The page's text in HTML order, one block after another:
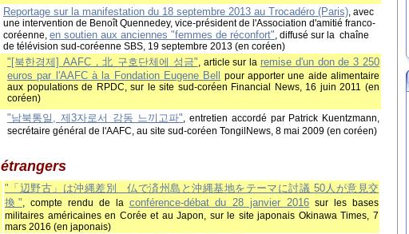
Reportage sur la manifestation du 18 septembre 2013 au Trocadéro (Paris), avec
une intervention de Benoît Quennedey, vice-président de l'Association d'amitié franco-
coréenne, en soutien aux anciennes "femmes de réconfort", diffusé sur la chaîne
de télévision sud-coréenne SBS, 19 septembre 2013 (en coréen)
"[북한경제] AAFC，北 구호단체에 성금", article sur la remise d'un don de 3 250
euros par l'AAFC à la Fondation Eugene Bell
pour apporter une aide alimentaire
aux populations de RPDC, sur le site sud-coréen Financial News, 16 juin 2011 (en
coréen)
"남북통일 , 제3자로서 감동 느끼고파", entretien accordé par Patrick Kuentzmann,
secrétaire général de l'AAFC, au site sud-coréen TongilNews, 8 mai 2009 (en coréen)
"「辺野古」は沖縄差別 仏で済州島と沖縄基地をテーマに討議 50人が意見交
換", compte rendu de la conférence-débat du 28 janvier 2016 sur les bases
militaires américaines en Corée et au Japon, sur le site japonais Okinawa Times, 7
mars 2016 (en japonais)